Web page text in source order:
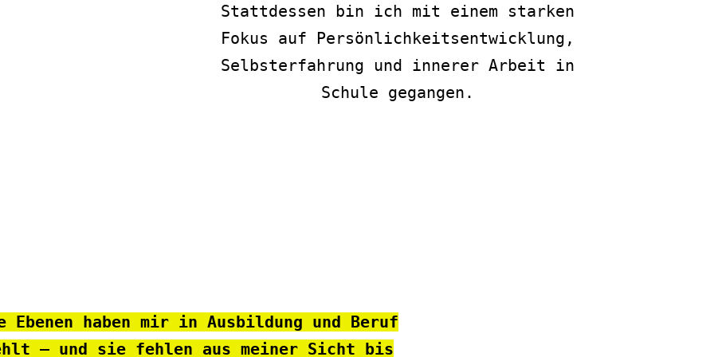
Stattdessen bin ich mit einem starken
Fokus auf Persönlichkeitsentwicklung,
Selbsterfahrung und innerer Arbeit in
Schule gegangen.
Ebenen haben mir in Ausbildung und Beruf
– und sie fehlen aus meiner Sicht bis